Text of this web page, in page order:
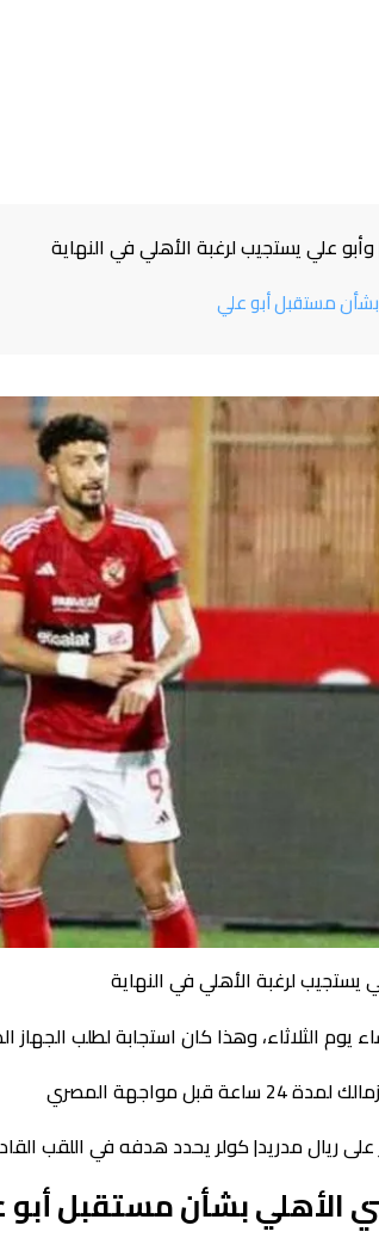
علي يستجيب لرغبة الأهلي في النهاية
مستقبل أبو علي
لرغبة الأهلي في النهاية
الثلاثاء، وهذا كان استجابة لطلب الجهاز
مواجهة المصري
ريال مدريد| كولر يحدد هدفه في اللقب
الأهلي بشأن مستقبل أبو